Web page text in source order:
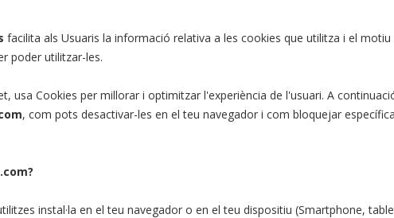
facilita als Usuaris la informació relativa a les cookies que utilitza i el
poder utilitzar-les.
usa Cookies per millorar i optimitzar l'experiència de l'usuari. A
, com pots desactivar-les en el teu navegador i com bloquejar
instal·la en el teu navegador o en el teu dispositiu (Smartphone,